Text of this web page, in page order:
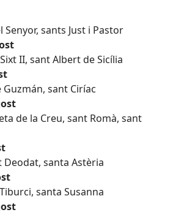
sants Just i Pastor
II, sant Albert de Sicília
sant Ciríac
de la Creu, sant Romà, sant
Deodat, santa Astèria
santa Susanna